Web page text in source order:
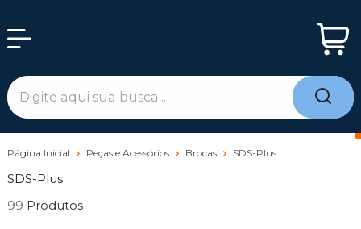
Página Inicial Peças e Acessórios Brocas SDS-Plus
SDS-Plus
99